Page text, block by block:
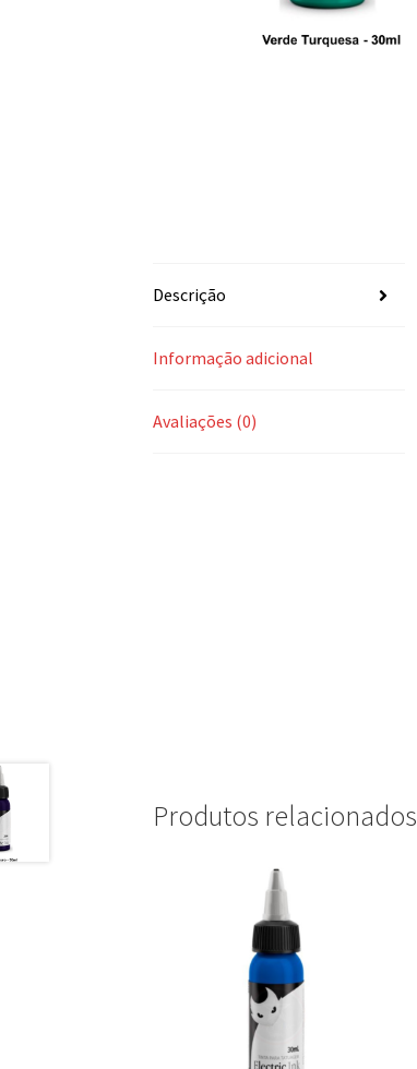
Descrição
Informação adicional
Avaliações (0)
Produtos relacionados